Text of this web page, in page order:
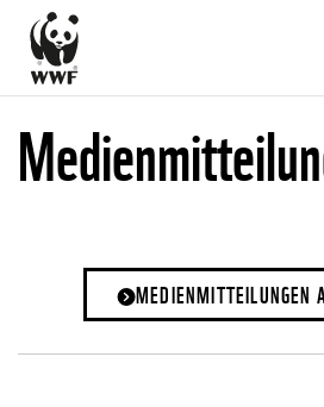
Direkt
zum
Inhalt
MEDIENMITTEILUNGEN